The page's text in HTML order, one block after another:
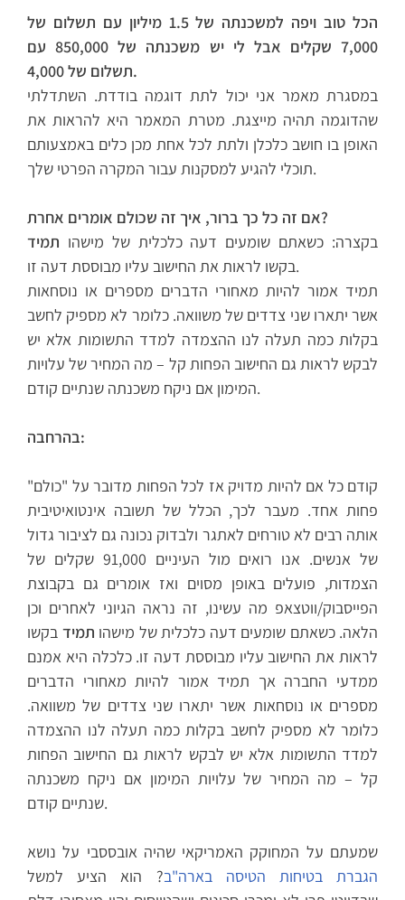
הכל טוב ויפה למשכנתה של 1.5 מיליון עם תשלום של
7,000 שקלים אבל לי יש משכנתה של 850,000 עם
תשלום של 4,000.
במסגרת מאמר אני יכול לתת דוגמה בודדת. השתדלתי
שהדוגמה תהיה מייצגת. מטרת המאמר היא להראות את
האופן בו חושב כלכלן ולתת לכל אחת מכן כלים באמצעותם
תוכלי להגיע למסקנות עבור המקרה הפרטי שלך.
אם זה כל כך ברור, איך זה שכולם אומרים אחרת?
בקצרה: כשאתם שומעים דעה כלכלית של מישהו תמיד
בקשו לראות את החישוב עליו מבוססת דעה זו.
תמיד אמור להיות מאחורי הדברים מספרים או נוסחאות
אשר יתארו שני צדדים של משוואה. כלומר לא מספיק לחשב
בקלות כמה תעלה לנו ההצמדה למדד התשומות אלא יש
לבקש לראות גם החישוב הפחות קל – מה המחיר של עלויות
המימון אם ניקח משכנתה שנתיים קודם.
בהרחבה:
קודם כל אם להיות מדויק אז לכל הפחות מדובר על "כולם"
פחות אחד. מעבר לכך, הכלל של תשובה אינטואיטיבית
אותה רבים לא טורחים לאתגר ולבדוק נכונה גם לציבור גדול
של אנשים. אנו רואים מול העיניים 91,000 שקלים של
הצמדות, פועלים באופן מסוים ואז אומרים גם בקבוצת
הפייסבוק/ווטצאפ מה עשינו, זה נראה הגיוני לאחרים וכן
הלאה. כשאתם שומעים דעה כלכלית של מישהו תמיד בקשו
לראות את החישוב עליו מבוססת דעה זו. כלכלה היא אמנם
ממדעי החברה אך תמיד אמור להיות מאחורי הדברים
מספרים או נוסחאות אשר יתארו שני צדדים של משוואה.
כלומר לא מספיק לחשב בקלות כמה תעלה לנו ההצמדה
למדד התשומות אלא יש לבקש לראות גם החישוב הפחות
קל – מה המחיר של עלויות המימון אם ניקח משכנתה
שנתיים קודם.
שמעתם על המחוקק האמריקאי שהיה אובססבי על נושא
הגברת בטיחות הטיסה בארה"ב? הוא הציע למשל